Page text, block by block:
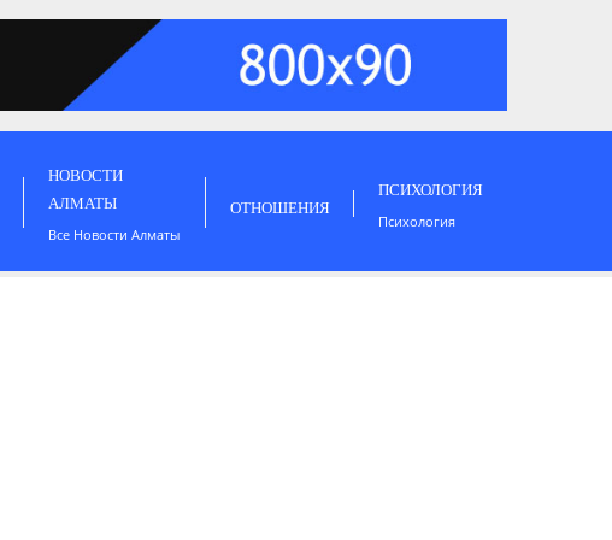
НОВОСТИ
АЛМАТЫ
Все Новости Алматы
ОТНОШЕНИЯ
ПСИХОЛОГИЯ
Психология